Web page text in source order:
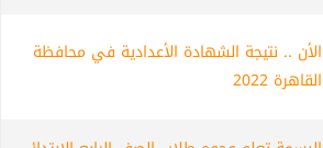
الأن .. نتيجة الشهادة الأعدادية في محافظة
القاهرة 2022